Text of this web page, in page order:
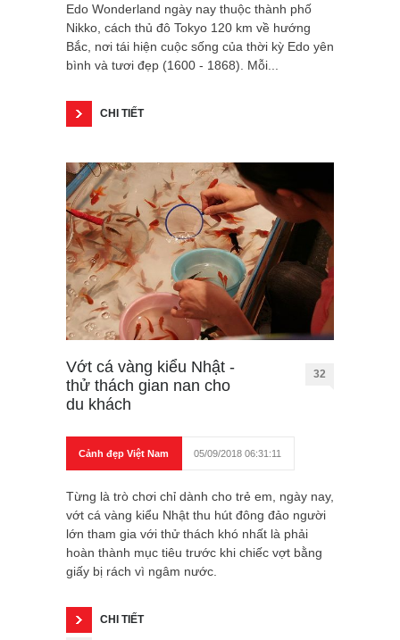
Edo Wonderland ngày nay thuộc thành phố
Nikko, cách thủ đô Tokyo 120 km về hướng
Bắc, nơi tái hiện cuộc sống của thời kỳ Edo yên
bình và tươi đẹp (1600 - 1868). Mỗi...
CHI TIẾT
Vớt cá vàng kiểu Nhật -
thử thách gian nan cho
du khách
32
Cảnh đẹp Việt Nam 05/09/2018 06:31:11
Từng là trò chơi chỉ dành cho trẻ em, ngày nay,
vớt cá vàng kiểu Nhật thu hút đông đảo người
lớn tham gia với thử thách khó nhất là phải
hoàn thành mục tiêu trước khi chiếc vợt bằng
giấy bị rách vì ngâm nước.
CHI TIẾT